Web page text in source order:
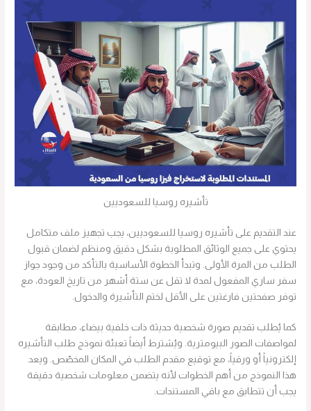
تأشيره روسيا للسعوديين
عند التقديم على تأشيره روسيا للسعوديين، يجب تجهيز ملف متكامل
يحتوي على جميع الوثائق المطلوبة بشكل دقيق ومنظم لضمان قبول
الطلب من المرة الأولى. وتبدأ الخطوة الأساسية بالتأكد من وجود جواز
سفر ساري المفعول لمدة لا تقل عن ستة أشهر من تاريخ العودة، مع
توفر صفحتين فارغتين على الأقل لختم التأشيرة والدخول.
كما يُطلب تقديم صورة شخصية حديثة ذات خلفية بيضاء، مطابقة
لمواصفات الصور البيومترية. ويُشترط أيضاً تعبئة نموذج طلب التأشيره
إلكترونياً أو ورقياً، مع توقيع مقدم الطلب في المكان المخصّص. ويعد
هذا النموذج من أهم الخطوات لأنه يتضمن معلومات شخصية دقيقة
يجب أن تتطابق مع باقي المستندات.